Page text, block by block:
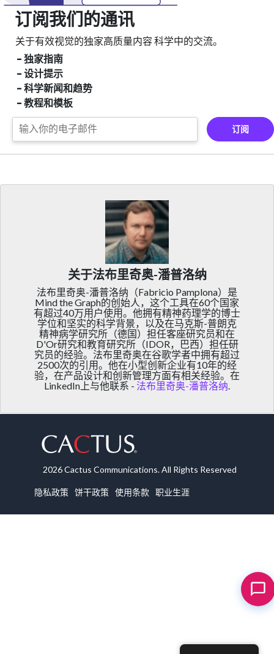
订阅我们的通讯
关于有效视觉的独家高质量内容科学中的交流。
- 独家指南
- 设计提示
- 科学新闻和趋势
- 教程和模板
订阅
关于法布里奇奥-潘普洛纳
法布里奇奥-潘普洛纳（Fabricio Pamplona）是
Mind the Graph的创始人，这个工具在60个国家
有超过40万用户使用。他拥有精神药理学的博士
学位和坚实的科学背景，以及在马克斯-普朗克
精神病学研究所（德国）担任客座研究员和在
D'Or研究和教育研究所（IDOR，巴西）担任研
究员的经验。法布里奇奥在谷歌学者中拥有超过
2500次的引用。他在小型创新企业有10年的经
验，在产品设计和创新管理方面有相关经验。在
LinkedIn上与他联系 - 法布里奇奥-潘普洛纳.
2026 Cactus Communications. All Rights Reserved
隐私政策 饼干政策 使用条款 职业生涯